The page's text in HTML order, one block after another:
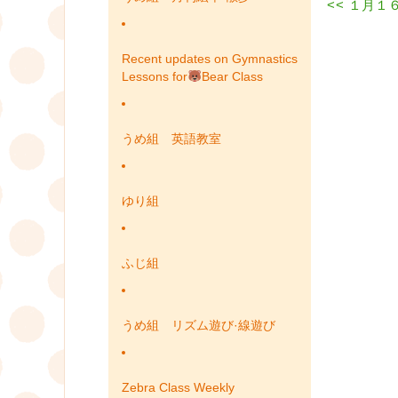
Recent updates on Gymnastics
Lessons for
Bear Class
うめ組 英語教室
ゆり組
ふじ組
うめ組 リズム遊び·線遊び
Zebra Class Weekly
投
Previous
<< １月１